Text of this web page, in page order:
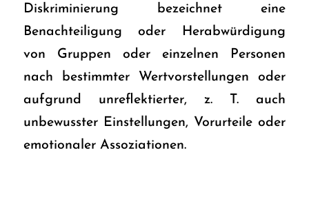
Diskriminierung bezeichnet eine
Benachteiligung oder Herabwürdigung
von Gruppen oder einzelnen Personen
nach bestimmter Wertvorstellungen oder
aufgrund unreflektierter, z. T. auch
unbewusster Einstellungen, Vorurteile oder
emotionaler Assoziationen.